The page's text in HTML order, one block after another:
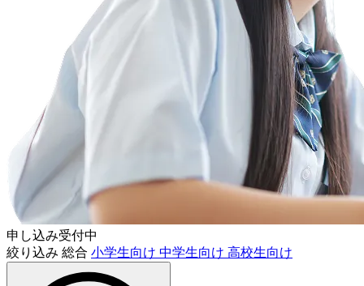
申し込み受付中
絞り込み 総合 小学生向け 中学生向け 高校生向け